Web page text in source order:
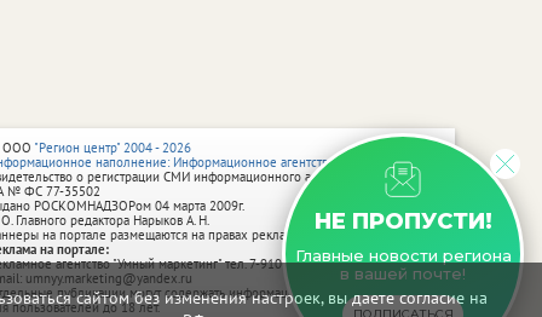
сайтом без изменения настроек, вы даете согласие на
НЕ ПРОПУСТИ!
Главные новости региона
в вашей почте!
"Регион центр" 2004 - 2026
наполнение: Информационное агентство vRossii.ru
о регистрации СМИ информационного агентства vRossii.ru
№ ФС 77‑35502
РОСКОМНАДЗОРом 04 марта 2009г.
Главного редактора Нарыков А. Н.
на портале размещаются на правах рекламы.
на портале:
агентство "Умный маркетинг" тел. 7-910-267-70-40,
umnyy.marketing@yandex.ru
публикации могут содержать информацию, не предназначенную
пользователей до 18 лет.